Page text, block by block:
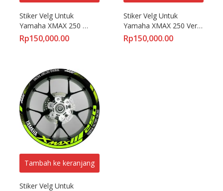
Stiker Velg Untuk
Yamaha XMAX 250
Sporty Versi Standar
Rp150,000.00
Stiker Velg Untuk
Yamaha XMAX 250 Versi
Standar
Rp150,000.00
Tambah ke keranjang
Stiker Velg Untuk